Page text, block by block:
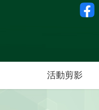
活動剪影